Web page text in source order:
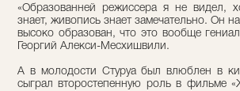
«Образованней режиссера я не видел,
знает, живопись знает замечательно. Он
высоко образован, что это вообще
Георгий Алекси-Месхишвили.
А в молодости Стуруа был влюблен в
сыграл второстепенную роль в фильме